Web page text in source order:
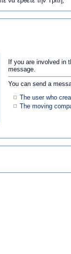
If you are involved in
message.
You can send a
The user who
The moving